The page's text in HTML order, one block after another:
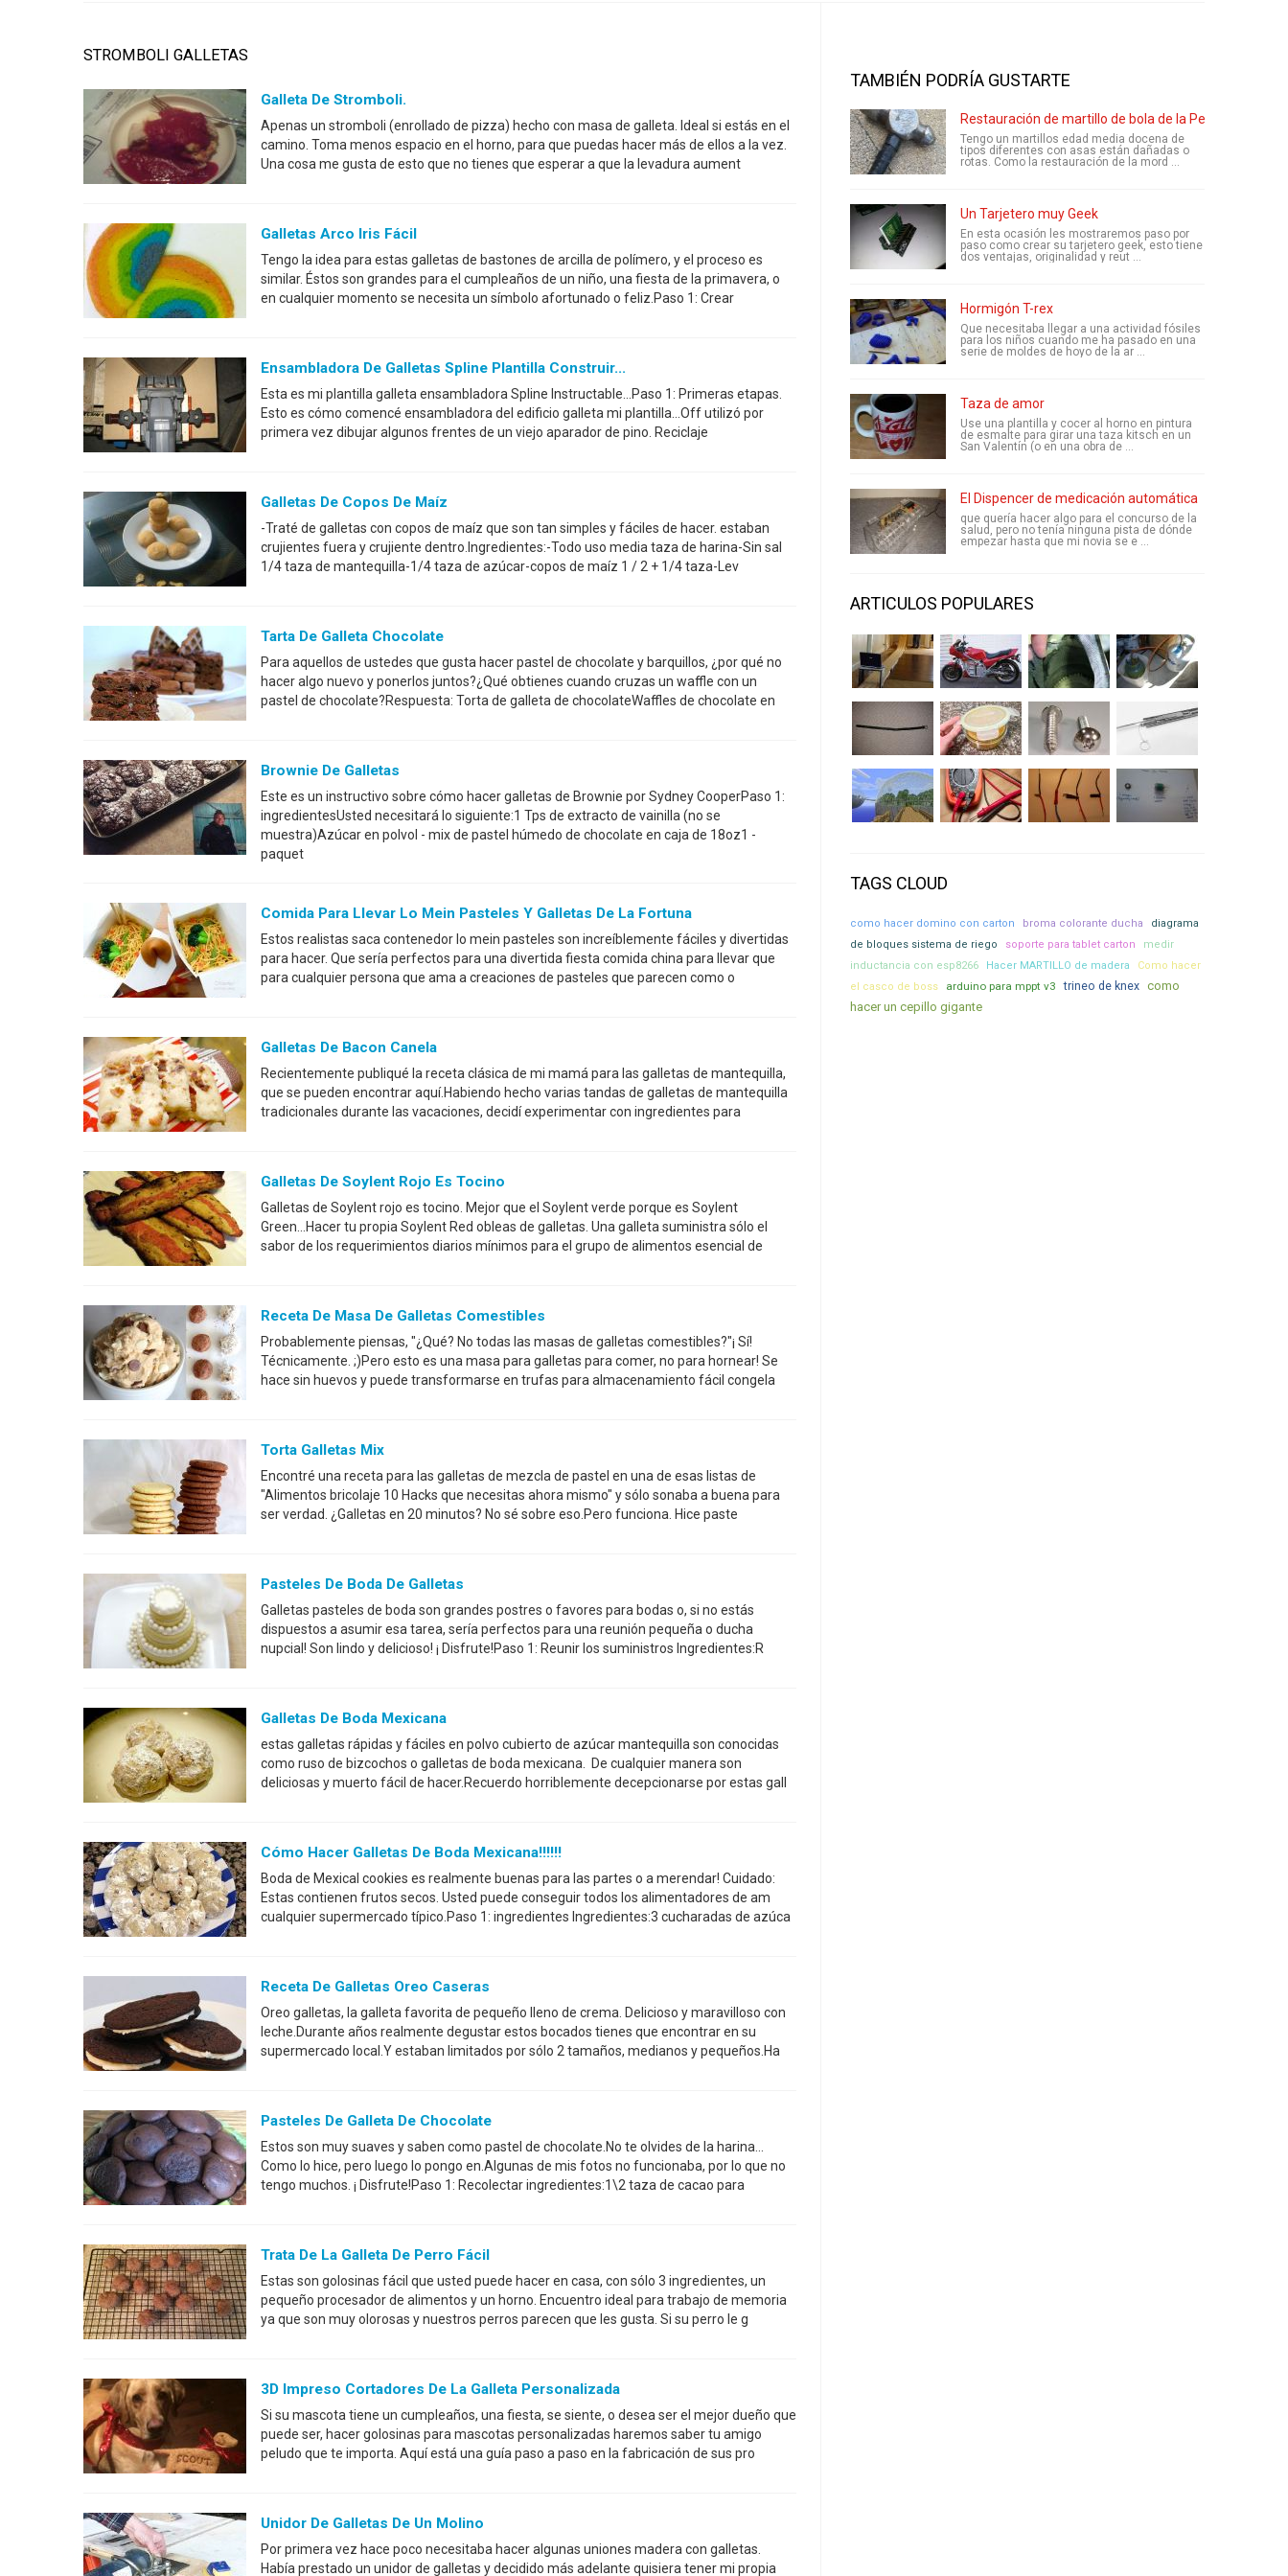
STROMBOLI GALLETAS
Galleta De Stromboli.
Apenas un stromboli (enrollado de pizza) hecho con masa de galleta. Ideal si estás en el
camino. Toma menos espacio en el horno, para que puedas hacer más de ellos a la vez.
Una cosa me gusta de esto que no tienes que esperar a que la levadura aument
Galletas Arco Iris Fácil
Tengo la idea para estas galletas de bastones de arcilla de polímero, y el proceso es
similar. Éstos son grandes para el cumpleaños de un niño, una fiesta de la primavera, o
en cualquier momento se necesita un símbolo afortunado o feliz.Paso 1: Crear
Ensambladora De Galletas Spline Plantilla Construir...
Esta es mi plantilla galleta ensambladora Spline Instructable...Paso 1: Primeras etapas.
Esto es cómo comencé ensambladora del edificio galleta mi plantilla...Off utilizó por
primera vez dibujar algunos frentes de un viejo aparador de pino. Reciclaje
Galletas De Copos De Maíz
-Traté de galletas con copos de maíz que son tan simples y fáciles de hacer. estaban
crujientes fuera y crujiente dentro.Ingredientes:-Todo uso media taza de harina-Sin sal
1/4 taza de mantequilla-1/4 taza de azúcar-copos de maíz 1 / 2 + 1/4 taza-Lev
Tarta De Galleta Chocolate
Para aquellos de ustedes que gusta hacer pastel de chocolate y barquillos, ¿por qué no
hacer algo nuevo y ponerlos juntos?¿Qué obtienes cuando cruzas un waffle con un
pastel de chocolate?Respuesta: Torta de galleta de chocolateWaffles de chocolate en
Brownie De Galletas
Este es un instructivo sobre cómo hacer galletas de Brownie por Sydney CooperPaso 1:
ingredientesUsted necesitará lo siguiente:1 Tps de extracto de vainilla (no se
muestra)Azúcar en polvoI - mix de pastel húmedo de chocolate en caja de 18oz1 -
paquet
Comida Para Llevar Lo Mein Pasteles Y Galletas De La Fortuna
Estos realistas saca contenedor lo mein pasteles son increíblemente fáciles y divertidas
para hacer. Que sería perfectos para una divertida fiesta comida china para llevar que
para cualquier persona que ama a creaciones de pasteles que parecen como o
Galletas De Bacon Canela
Recientemente publiqué la receta clásica de mi mamá para las galletas de mantequilla,
que se pueden encontrar aquí.Habiendo hecho varias tandas de galletas de mantequilla
tradicionales durante las vacaciones, decidí experimentar con ingredientes para
Galletas De Soylent Rojo Es Tocino
Galletas de Soylent rojo es tocino. Mejor que el Soylent verde porque es Soylent
Green...Hacer tu propia Soylent Red obleas de galletas. Una galleta suministra sólo el
sabor de los requerimientos diarios mínimos para el grupo de alimentos esencial de
Receta De Masa De Galletas Comestibles
Probablemente piensas, "¿Qué? No todas las masas de galletas comestibles?"¡ Sí!
Técnicamente. ;)Pero esto es una masa para galletas para comer, no para hornear! Se
hace sin huevos y puede transformarse en trufas para almacenamiento fácil congela
Torta Galletas Mix
Encontré una receta para las galletas de mezcla de pastel en una de esas listas de
"Alimentos bricolaje 10 Hacks que necesitas ahora mismo" y sólo sonaba a buena para
ser verdad. ¿Galletas en 20 minutos? No sé sobre eso.Pero funciona. Hice paste
Pasteles De Boda De Galletas
Galletas pasteles de boda son grandes postres o favores para bodas o, si no estás
dispuestos a asumir esa tarea, sería perfectos para una reunión pequeña o ducha
nupcial! Son lindo y delicioso! ¡ Disfrute!Paso 1: Reunir los suministros Ingredientes:R
Galletas De Boda Mexicana
estas galletas rápidas y fáciles en polvo cubierto de azúcar mantequilla son conocidas
como ruso de bizcochos o galletas de boda mexicana. De cualquier manera son
deliciosas y muerto fácil de hacer.Recuerdo horriblemente decepcionarse por estas gall
Cómo Hacer Galletas De Boda Mexicana!!!!!!
Boda de Mexical cookies es realmente buenas para las partes o a merendar! Cuidado:
Estas contienen frutos secos. Usted puede conseguir todos los alimentadores de am
cualquier supermercado típico.Paso 1: ingredientes Ingredientes:3 cucharadas de azúca
Receta De Galletas Oreo Caseras
Oreo galletas, la galleta favorita de pequeño lleno de crema. Delicioso y maravilloso con
leche.Durante años realmente degustar estos bocados tienes que encontrar en su
supermercado local.Y estaban limitados por sólo 2 tamaños, medianos y pequeños.Ha
Pasteles De Galleta De Chocolate
Estos son muy suaves y saben como pastel de chocolate.No te olvides de la harina...
Como lo hice, pero luego lo pongo en.Algunas de mis fotos no funcionaba, por lo que no
tengo muchos. ¡ Disfrute!Paso 1: Recolectar ingredientes:1\2 taza de cacao para
Trata De La Galleta De Perro Fácil
Estas son golosinas fácil que usted puede hacer en casa, con sólo 3 ingredientes, un
pequeño procesador de alimentos y un horno. Encuentro ideal para trabajo de memoria
ya que son muy olorosas y nuestros perros parecen que les gusta. Si su perro le g
3D Impreso Cortadores De La Galleta Personalizada
Si su mascota tiene un cumpleaños, una fiesta, se siente, o desea ser el mejor dueño que
puede ser, hacer golosinas para mascotas personalizadas haremos saber tu amigo
peludo que te importa. Aquí está una guía paso a paso en la fabricación de sus pro
Unidor De Galletas De Un Molino
Por primera vez hace poco necesitaba hacer algunas uniones madera con galletas.
Había prestado un unidor de galletas y decidido más adelante quisiera tener mi propia
TAMBIÉN PODRÍA GUSTARTE
Restauración de martillo de bola de la Peña (alias
Tengo un martillos edad media docena de
tipos diferentes con asas están dañadas o
rotas. Como la restauración de la mord ...
Un Tarjetero muy Geek
En esta ocasión les mostraremos paso por
paso como crear su tarjetero geek, esto tiene
dos ventajas, originalidad y reut ...
Hormigón T-rex
Que necesitaba llegar a una actividad fósiles
para los niños cuando me ha pasado en una
serie de moldes de hoyo de la ar ...
Taza de amor
Use una plantilla y cocer al horno en pintura
de esmalte para girar una taza kitsch en un
San Valentín (o en una obra de ...
El Dispencer de medicación automática
que quería hacer algo para el concurso de la
salud, pero no tenía ninguna pista de dónde
empezar hasta que mi novia se e ...
ARTICULOS POPULARES
TAGS CLOUD
como hacer domino con carton broma colorante ducha
diagrama
de bloques sistema de riego
soporte para tablet carton
medir
inductancia con esp8266
Hacer MARTILLO de madera
Como hacer
el casco de boss
arduino para mppt v3 trineo de knex como
hacer un cepillo gigante